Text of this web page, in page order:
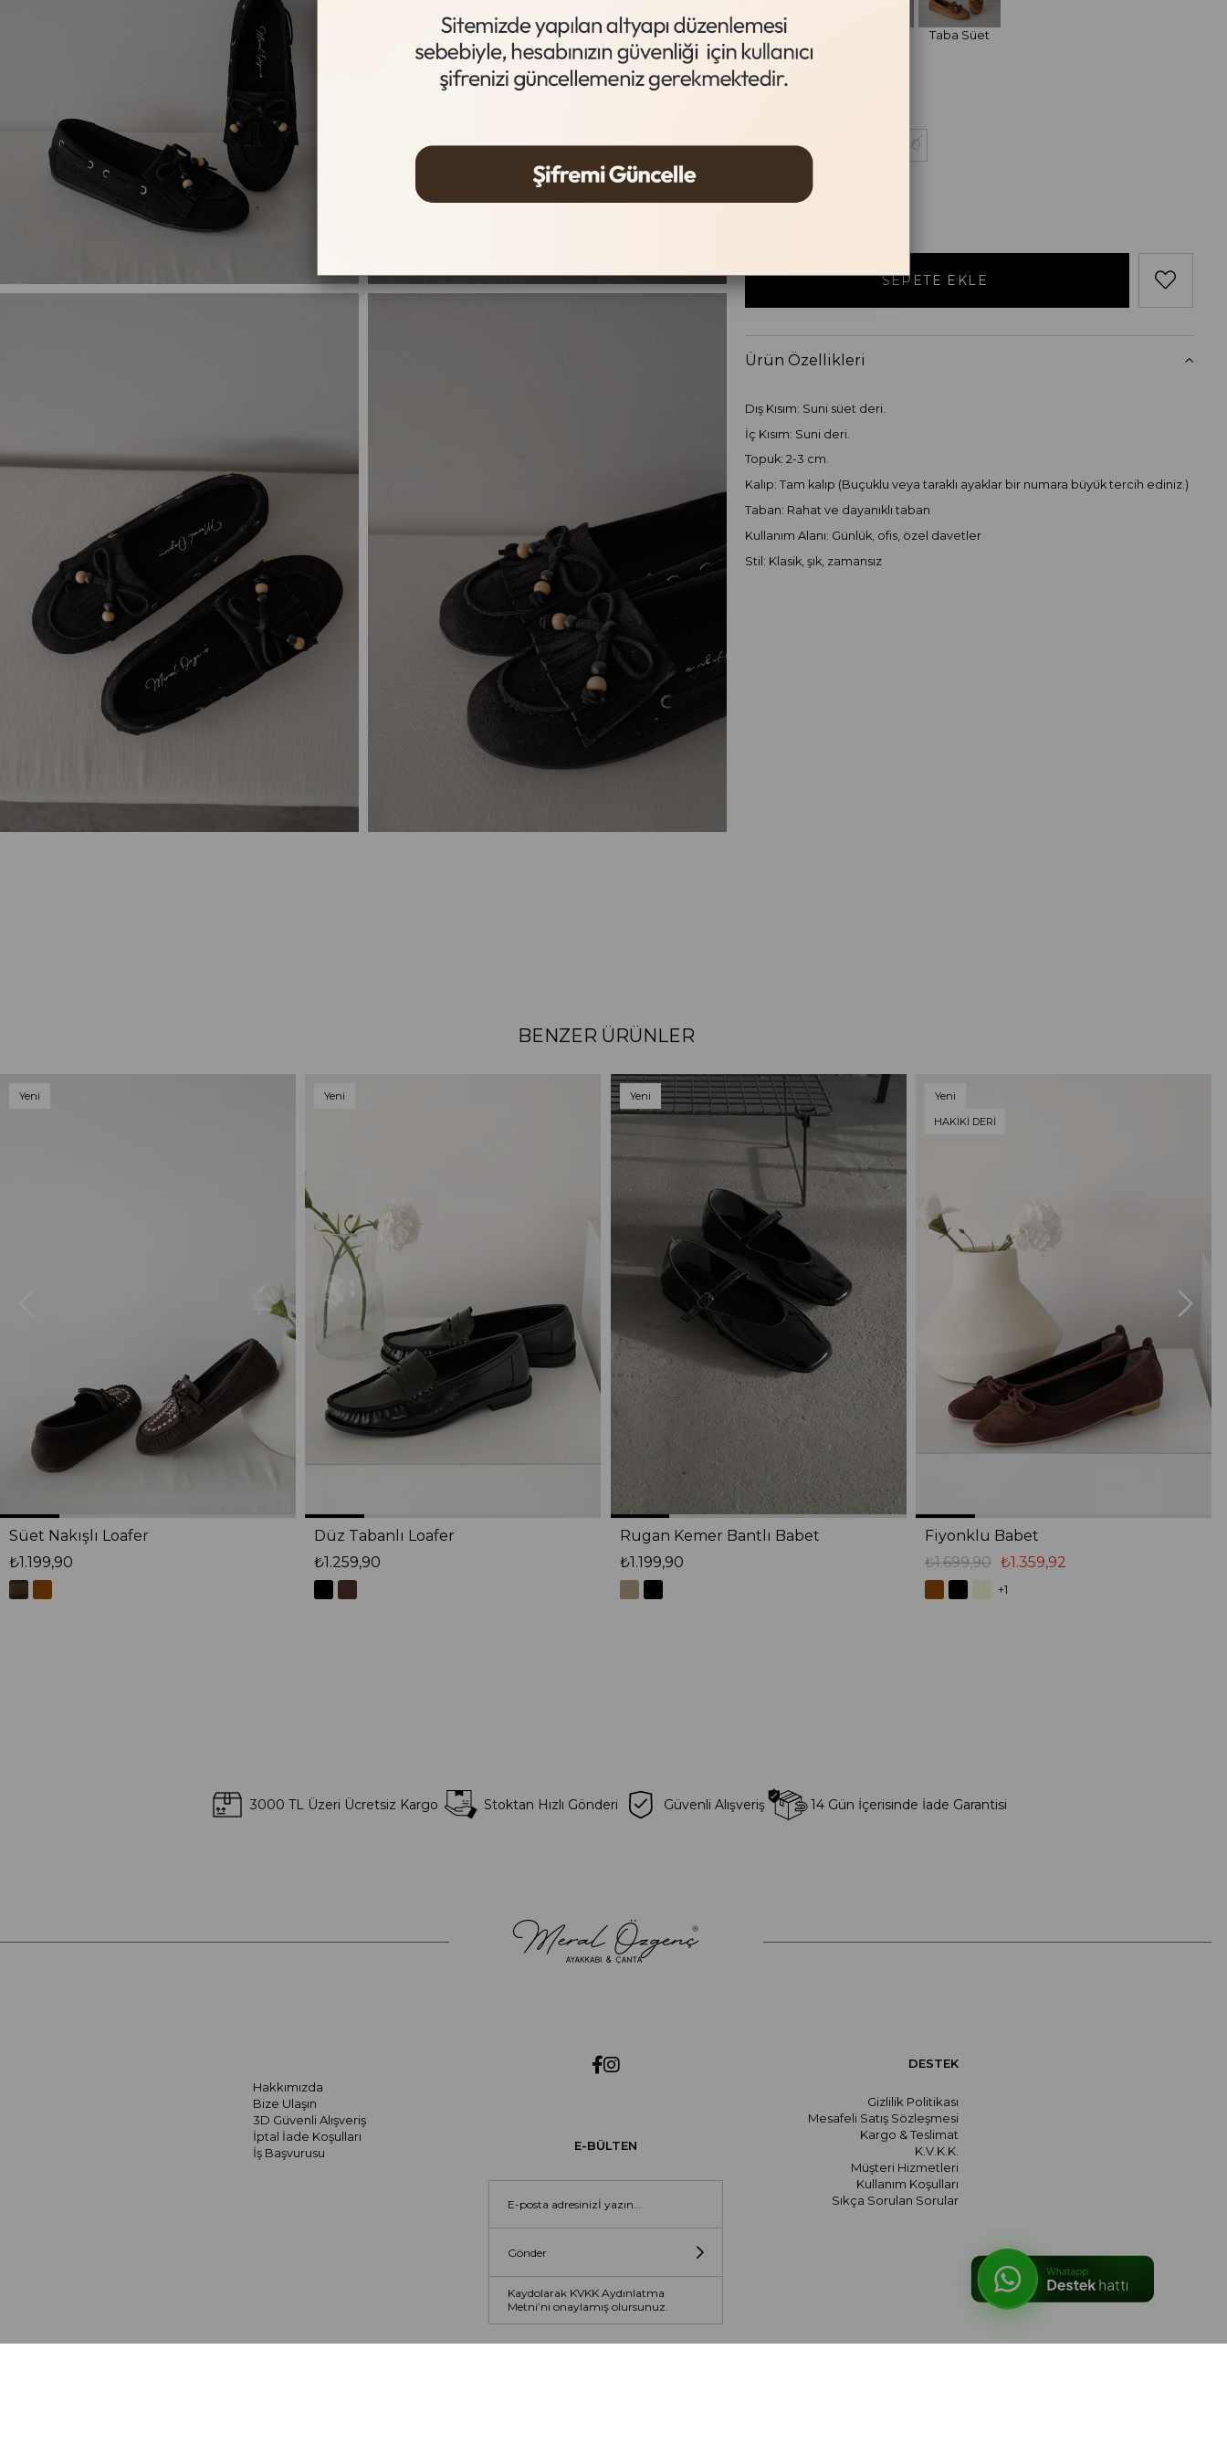
Acı Kahve
Taba Süet
Beden Tablosu
36
37 40
Ürün Özellikleri
Dış Kısım: Suni süet deri.
İç Kısım: Suni deri.
Topuk: 2-3 cm.
Kalıp: Tam kalıp (Buçuklu veya taraklı ayaklar bir numara büyük tercih ediniz.)
Taban: Rahat ve dayanıklı taban
Kullanım Alanı: Günlük, ofis, özel davetler
Stil: Klasik, şık, zamansız
BENZER ÜRÜNLER
Süet Nakışlı Loafer
₺1.199,90
Yeni
Düz Tabanlı Loafer
₺1.259,90
Yeni
Rugan Kemer Bantlı Babet
₺1.199,90
Yeni
Fiyonklu Babet
₺1.359,92
₺1.699,90
+1
Yeni
Ürün
HAKİKİ DERİ
3000 TL Üzeri Ücretsiz Kargo Stoktan Hızlı Gönderi Güvenli Alışveriş 14 Gün İçerisinde İade Garantisi
Hakkımızda
Bize Ulaşın
3D Güvenli Alışveriş
İptal İade Koşulları
İş Başvurusu
E-BÜLTEN
Gönder
Kaydolarak KVKK Aydınlatma
Metni’ni onaylamış olursunuz.
DESTEK
Gizlilik Politikası
Mesafeli Satış Sözleşmesi
Kargo & Teslimat
K.V.K.K.
Müşteri Hizmetleri
Kullanım Koşulları
Sıkça Sorulan Sorular